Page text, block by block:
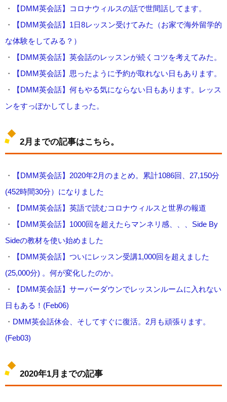
・
【DMM英会話】コロナウィルスの話で世間話してます。
・
【DMM英会話】1日8レッスン受けてみた（お家で海外留学的
な体験をしてみる？）
・
【DMM英会話】英会話のレッスンが続くコツを考えてみた。
・
【DMM英会話】思ったように予約が取れない日もあります。
・
【DMM英会話】何もやる気にならない日もあります。レッス
ンをすっぽかしてしまった。
2月までの記事はこちら。
・
【DMM英会話】2020年2月のまとめ。累計1086回、27,150分
(452時間30分）になりました
・
【DMM英会話】英語で読むコロナウィルスと世界の報道
・
【DMM英会話】1000回を超えたらマンネリ感、、、Side By
Sideの教材を使い始めました
・
【DMM英会話】ついにレッスン受講1,000回を超えました
(25,000分) 。何が変化したのか。
・
【DMM英会話】サーバーダウンでレッスンルームに入れない
日もある！(Feb06)
・ DMM英会話休会、そしてすぐに復活。2月も頑張ります。
(Feb03)
2020年1月までの記事